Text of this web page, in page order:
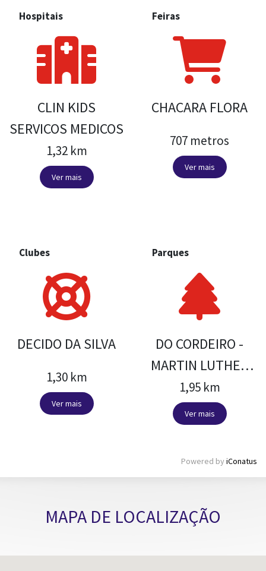
Hospitais
CLIN KIDS
SERVICOS MEDICOS
1,32 km
Ver mais
Feiras
CHACARA FLORA
707 metros
Ver mais
Clubes
DECIDO DA SILVA
1,30 km
Ver mais
Parques
DO CORDEIRO -
MARTIN LUTHER
KING
1,95 km
Ver mais
Powered by iConatus
MAPA DE LOCALIZAÇÃO